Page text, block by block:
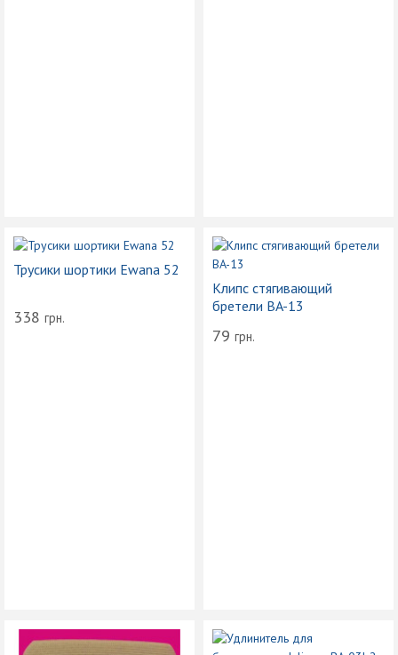
Трусики шортики Ewana 52
338 грн.
Клипс стягивающий
бретели BA-13
79 грн.